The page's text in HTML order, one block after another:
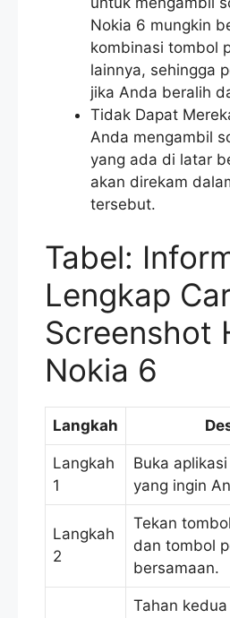
Nokia 6 mungkin
kombinasi tombol
lainnya, sehingga
jika Anda beralih
Tidak Dapat
Anda mengambil
yang ada di latar
akan direkam
tersebut.
Tabel:
Lengkap
Screenshot
Nokia 6
Langkah
Langkah
1
Buka
yang ingin
Langkah
2
Tekan
dan tombol
bersamaan.
Tahan